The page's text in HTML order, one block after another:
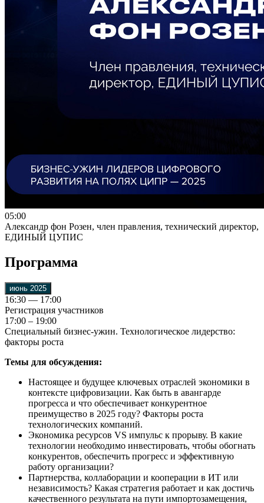
05:00
Александр фон Розен, член правления, технический директор,
ЕДИНЫЙ ЦУПИС
Программа
июнь 2025
16:30 — 17:00
Регистрация участников
17:00 – 19:00
Специальный бизнес-ужин. Технологическое лидерство:
факторы роста
Темы для обсуждения:
Настоящее и будущее ключевых отраслей экономики в
контексте цифровизации. Как быть в авангарде
прогресса и что обеспечивает конкурентное
преимущество в 2025 году? Факторы роста
технологических компаний.
Экономика ресурсов VS импульс к прорыву. В какие
технологии необходимо инвестировать, чтобы обогнать
конкурентов, обеспечить прогресс и эффективную
работу организации?
Партнерства, коллаборации и кооперации в ИТ или
независимость? Какая стратегия работает и как достичь
качественного результата на пути импортозамещения,